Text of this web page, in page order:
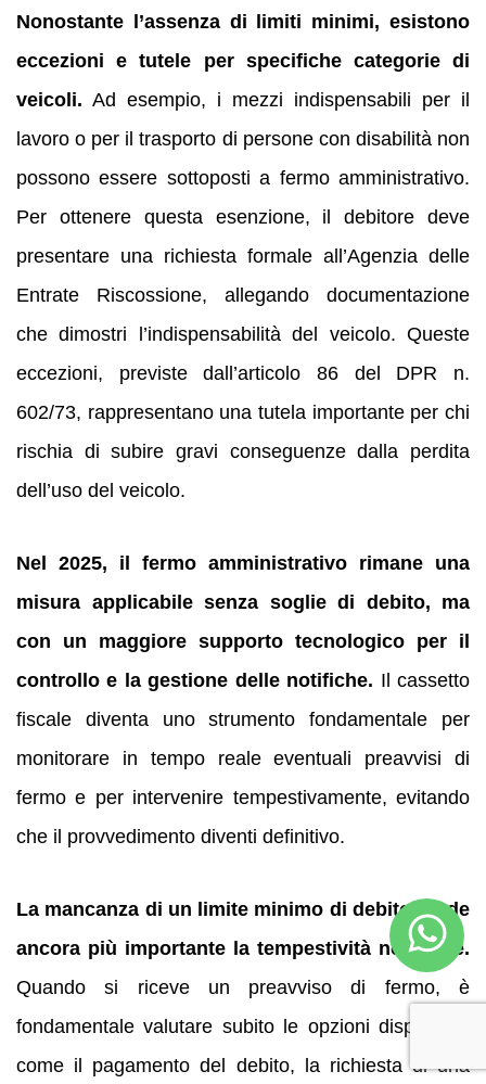
Nonostante l’assenza di limiti minimi, esistono
eccezioni e tutele per specifiche categorie di
veicoli. Ad esempio, i mezzi indispensabili per il
lavoro o per il trasporto di persone con disabilità non
possono essere sottoposti a fermo amministrativo.
Per ottenere questa esenzione, il debitore deve
presentare una richiesta formale all’Agenzia delle
Entrate Riscossione, allegando documentazione
che dimostri l’indispensabilità del veicolo. Queste
eccezioni, previste dall’articolo 86 del DPR n.
602/73, rappresentano una tutela importante per chi
rischia di subire gravi conseguenze dalla perdita
dell’uso del veicolo.
Nel 2025, il fermo amministrativo rimane una
misura applicabile senza soglie di debito, ma
con un maggiore supporto tecnologico per il
controllo e la gestione delle notifiche. Il cassetto
fiscale diventa uno strumento fondamentale per
monitorare in tempo reale eventuali preavvisi di
fermo e per intervenire tempestivamente, evitando
che il provvedimento diventi definitivo.
La mancanza di un limite minimo di debito rende
ancora più importante la tempestività nell’agire.
Quando si riceve un preavviso di fermo, è
fondamentale valutare subito le opzioni disponibili,
come il pagamento del debito, la richiesta di una